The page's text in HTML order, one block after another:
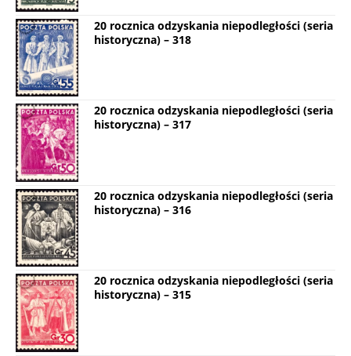
20 rocznica odzyskania niepodległości (seria
historyczna) – 318
20 rocznica odzyskania niepodległości (seria
historyczna) – 317
20 rocznica odzyskania niepodległości (seria
historyczna) – 316
20 rocznica odzyskania niepodległości (seria
historyczna) – 315